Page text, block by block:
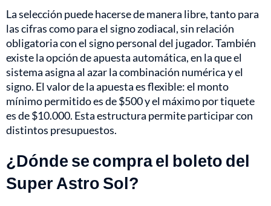
La selección puede hacerse de manera libre, tanto para
las cifras como para el signo zodiacal, sin relación
obligatoria con el signo personal del jugador. También
existe la opción de apuesta automática, en la que el
sistema asigna al azar la combinación numérica y el
signo. El valor de la apuesta es flexible: el monto
mínimo permitido es de $500 y el máximo por tiquete
es de $10.000. Esta estructura permite participar con
distintos presupuestos.
¿Dónde se compra el boleto del
Super Astro Sol?